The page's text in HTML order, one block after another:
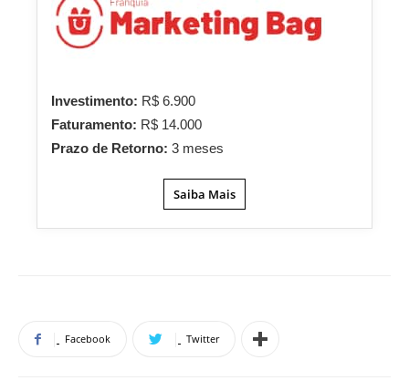
Investimento: R$ 6.900
Faturamento: R$ 14.000
Prazo de Retorno: 3 meses
Saiba Mais
Facebook Twitter